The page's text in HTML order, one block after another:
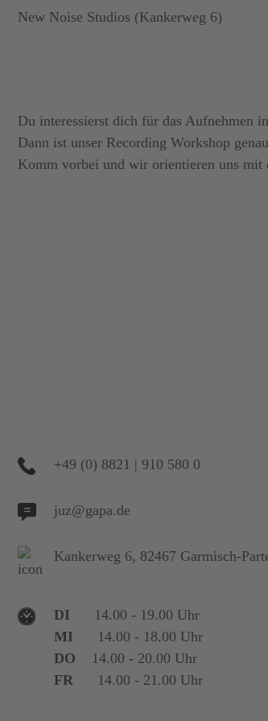
New Noise Studios (Kankerweg 6)
Du interessierst dich für das Aufnehmen
Dann ist unser Recording Workshop
Komm vorbei und wir orientieren uns mit
+49 (0) 8821 | 910 580 0
juz@gapa.de
Kankerweg 6, 82467 Garmisch-
DI 14.00 - 19.00 Uhr
MI 14.00 - 18.00 Uhr
DO 14.00 - 20.00 Uhr
FR 14.00 - 21.00 Uhr